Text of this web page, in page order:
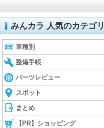
みんカラ 人気のカテゴリ
車種別
整備手帳
パーツレビュー
スポット
まとめ
【PR】ショッピング